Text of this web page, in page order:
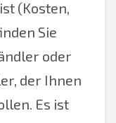
(Kosten,
Sie
oder
der Ihnen
Es ist